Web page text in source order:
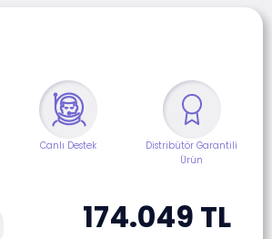
Canlı Destek
Distribütör Garantili
Ürün
174.049 TL